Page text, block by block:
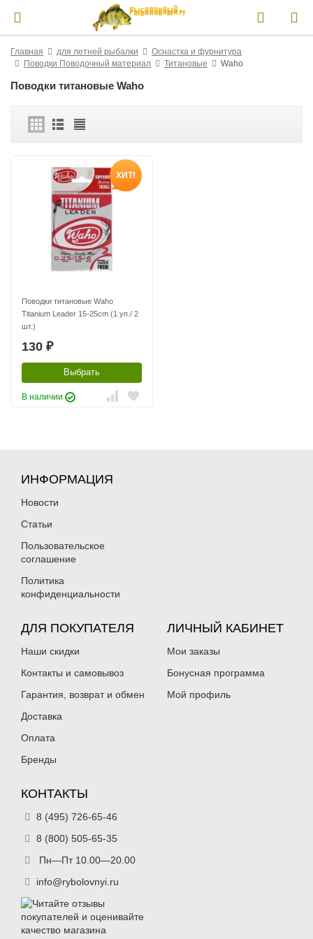
Главная для летней рыбалки
Оснастка и фурнитура
Поводки Поводочный материал
Титановые Waho
Поводки титановые Waho
ХИТ!
Поводки титановые Waho
Titanium Leader 15-25cm (1 уп./ 2
шт.)
130 ₽
Выбрать
В наличии
ИНФОРМАЦИЯ
Новости
Статьи
Пользовательское
соглашение
Политика
конфиденциальности
ДЛЯ ПОКУПАТЕЛЯ
Наши скидки
Контакты и самовывоз
Гарантия, возврат и обмен
Доставка
Оплата
Бренды
ЛИЧНЫЙ КАБИНЕТ
Мои заказы
Бонусная программа
Мой профиль
КОНТАКТЫ
8 (495) 726-65-46
8 (800) 505-65-35
Пн—Пт 10.00—20.00
info@rybolovnyi.ru